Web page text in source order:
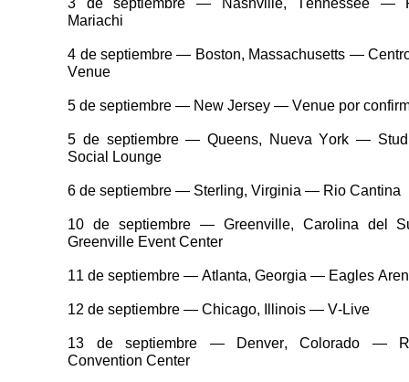
3 de septiembre — Nashville, Tennessee —
Mariachi
4 deseptiembre — Boston, Massachusetts —
Venue
5 de septiembre — New Jersey —Venue por
5 de septiembre — Queens, Nueva York —
Social Lounge
6 de septiembre — Sterling, Virginia — Rio Cantina
10 de septiembre — Greenville, Carolina del
Greenville EventCenter
11 de septiembre — Atlanta, Georgia — Eagles
12 de septiembre — Chicago, Illinois — V-Live
13 de septiembre — Denver, Colorado —
Convention Center